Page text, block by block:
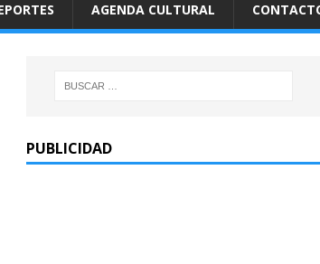
AGENDA CULTURAL
PUBLICIDAD